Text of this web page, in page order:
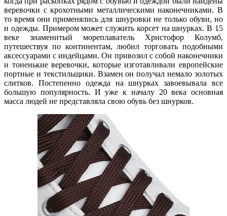
веревочки с крохотными металлическими наконечниками. В
то время они применялись для шнуровки не только обуви, но
и одежды. Примером может служить корсет на шнурках. В 15
веке знаменитый мореплаватель Христофор Колумб,
путешествуя по континентам, любил торговать подобными
аксессуарами с индейцами. Он привозил с собой наконечники
и тоненькие веревочки, которые изготавливали европейские
портные и текстильщики. Взамен он получал немало золотых
слитков. Постепенно одежда на шнурках завоевывала все
большую популярность. И уже к началу 20 века основная
масса людей не представляла свою обувь без шнурков.